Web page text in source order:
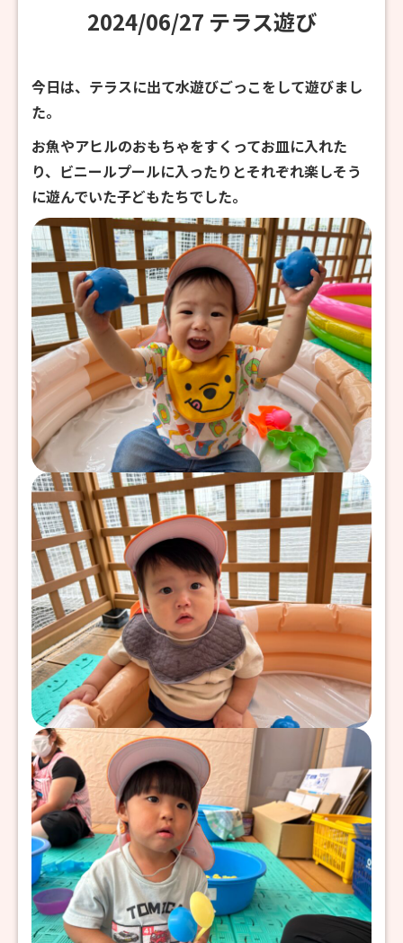
2024/06/27 テラス遊び
今日は、テラスに出て水遊びごっこをして遊びまし
た。
お魚やアヒルのおもちゃをすくってお皿に入れた
り、ビニールプールに入ったりとそれぞれ楽しそう
に遊んでいた子どもたちでした。